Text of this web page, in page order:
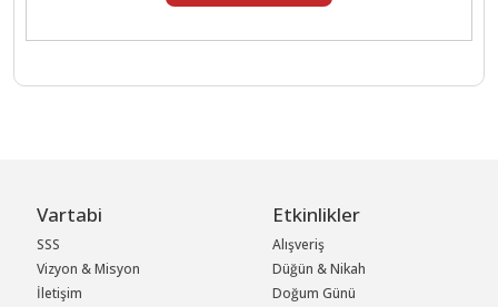
Vartabi
SSS
Vizyon & Misyon
İletişim
Etkinlikler
Alışveriş
Düğün & Nikah
Doğum Günü